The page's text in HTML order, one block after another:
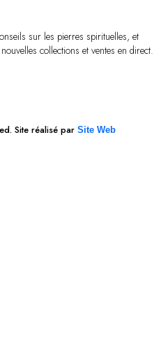
sur les pierres spirituelles, et
collections et ventes en direct.
Site réalisé par Site Web